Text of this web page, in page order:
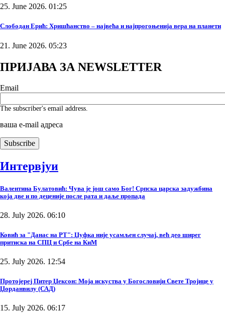
25. June 2026. 01:25
Слободан Ерић: Хришћанство – највећа и најпрогоњенија вера на планети
21. June 2026. 05:23
ПРИЈАВА ЗА NEWSLETTER
Email
The subscriber's email address.
ваша е-mail адреса
Интервјуи
Валентина Булатовић: Чува је још само Бог! Српска царска задужбина
која две и по деценије после рата и даље пропада
28. July 2026. 06:10
Ковић за "Данас на РТ": Џуфка није усамљен случај, већ део ширег
притиска на СПЦ и Србе на КиМ
25. July 2026. 12:54
Протојереј Питер Џексон: Моја искуства у Богословији Свете Тројице у
Џорданвилу (САД)
15. July 2026. 06:17